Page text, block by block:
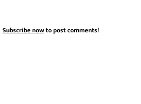
Subscribe nowto post comments!